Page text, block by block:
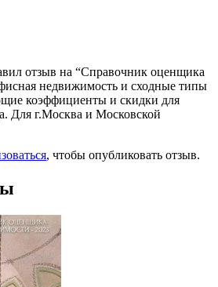
отзыв на “Справочник оценщика
недвижимость и сходные типы
коэффициенты и скидки для
Для г.Москва и Московской
, чтобы опубликовать отзыв.